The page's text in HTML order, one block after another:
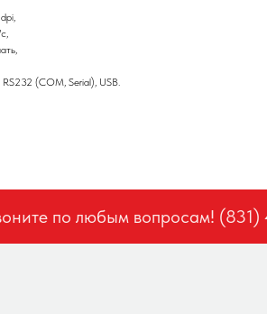
(COM, Serial), USB.
по любым вопросам! (831)